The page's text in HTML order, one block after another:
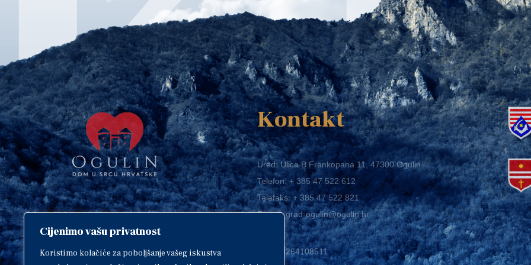
Cijenimo vašu privatnost
Koristimo kolačiće za poboljšanje vašeg iskustva
Copyright © 2018. Grad Ogulin,
sva prava pridržana.
Kontakt
Ured: Ulica B.Frankopana 11, 47300 Ogulin
Telefon:+ 385 47 522 612
Telefaks:+ 385 47 522 821
E-mail:grad-ogulin@ogulin.hr
OIB: 58264108511
IBAN: HR1424020061829700009